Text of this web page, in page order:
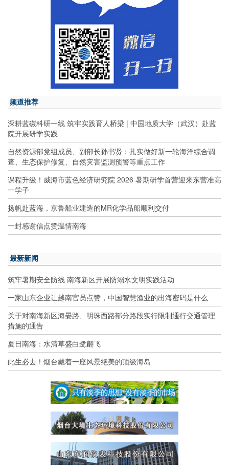
频道推荐
深耕蓝碳科研一线 筑牢实践育人桥梁 | 中国地质大学（武汉）赴蓝
院开展研学实践
自然资源部党组成员、副部长孙书贤：扎实做好新一轮海洋综合调
查、生态保护修复、自然灾害监测预警等重点工作
课程升级！威海市蓝色经济研究院 2026 暑期研学首营迎来东营准高
一学子
扬帆赴蓝海，京鲁船业建造的MR化学品船顺利交付
一封感谢信点赞温情南海
最新新闻
筑牢暑期安全防线 南海新区开展防溺水文明实践活动
一家山东企业让越南官员点赞，中国智慧渔业的出海密码是什么
关于对南海新区海晏路、明珠西路部分路段实行限制通行交通管理
措施的通告
夏日南海：水清草盛白鹭翩飞
此生必去！烟台藏着一座风景绝美的顶级海岛